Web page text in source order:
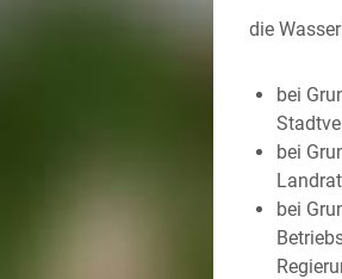
die
bei
bei
bei